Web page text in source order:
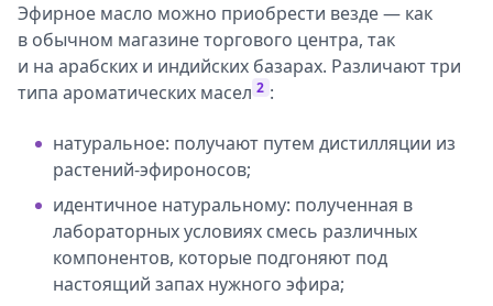
Эфирное масло можно приобрести везде — как
в обычном магазине торгового центра, так
и на арабских и индийских базарах. Различают три
типа ароматических масел 2 :
натуральное: получают путем дистилляции из
растений-эфироносов;
идентичное натуральному: полученная в
лабораторных условиях смесь различных
компонентов, которые подгоняют под
настоящий запах нужного эфира;